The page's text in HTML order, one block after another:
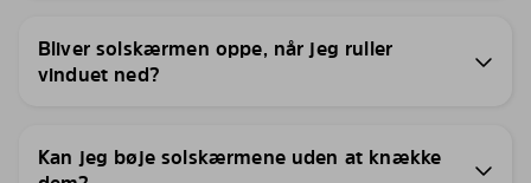
Bliver solskærmen oppe, når jeg ruller
vinduet ned?
Kan jeg bøje solskærmene uden at knække